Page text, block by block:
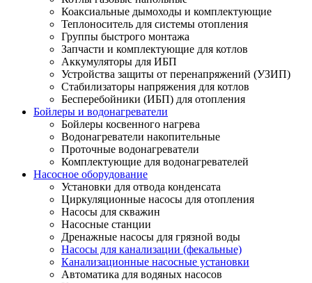
Коаксиальные дымоходы и комплектующие
Теплоноситель для системы отопления
Группы быстрого монтажа
Запчасти и комплектующие для котлов
Аккумуляторы для ИБП
Устройства защиты от перенапряжений (УЗИП)
Стабилизаторы напряжения для котлов
Бесперебойники (ИБП) для отопления
Бойлеры и водонагреватели
Бойлеры косвенного нагрева
Водонагреватели накопительные
Проточные водонагреватели
Комплектующие для водонагревателей
Насосное оборудование
Установки для отвода конденсата
Циркуляционные насосы для отопления
Насосы для скважин
Насосные станции
Дренажные насосы для грязной воды
Насосы для канализации (фекальные)
Канализационные насосные установки
Автоматика для водяных насосов